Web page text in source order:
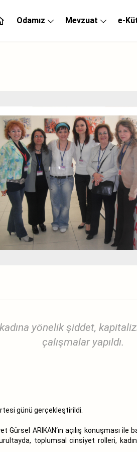
Odamız Mevzuat e-
yönelik şiddet,
çalışmalar yapıldı.
günü gerçekleştirildi.
ARIKAN‘ın açılış konuşması
toplumsal cinsiyet rolleri,